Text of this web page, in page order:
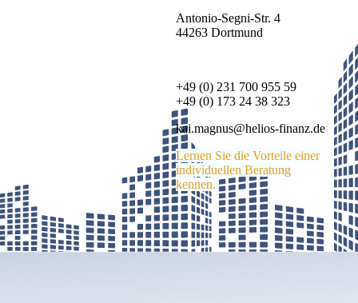
Antonio-Segni-Str. 4
44263 Dortmund
+49 (0) 231 700 955 59
+49 (0) 173 24 38 323
kai.magnus@helios-finanz.de
Lernen Sie die Vorteile einer
individuellen Beratung
kennen.